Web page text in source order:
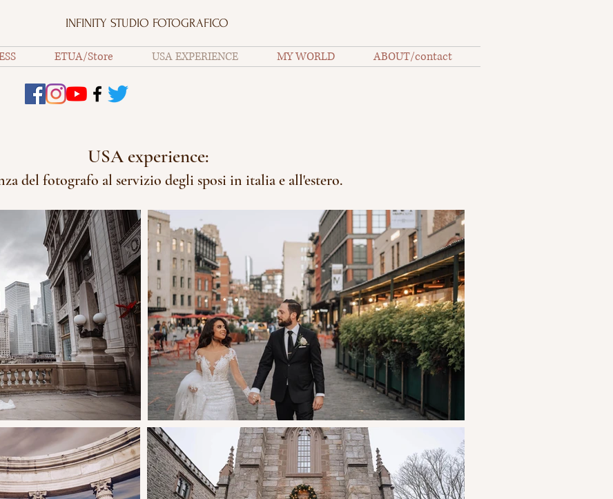
INFINITY STUDIO FOTOGRAFICO
ETUA/Store USA EXPERIENCE MY WORLD ABOUT/contact
USA experience:
del fotografo al servizio degli sposi in italia e all'estero.